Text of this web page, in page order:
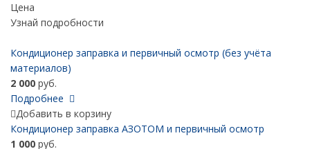
Цена
Узнай подробности
Кондиционер заправка и первичный осмотр (без учёта
материалов)
2 000 руб.
Подробнее
Добавить в корзину
Кондиционер заправка АЗОТОМ и первичный осмотр
1 000 руб.